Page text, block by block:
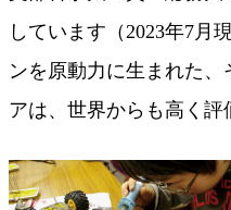
しています（2023年7月
ンを原動力に生まれた
アは、世界からも高く評